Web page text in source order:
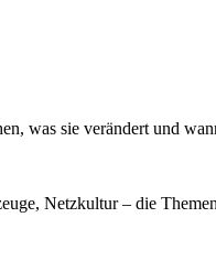
was sie verändert und
Netzkultur – die